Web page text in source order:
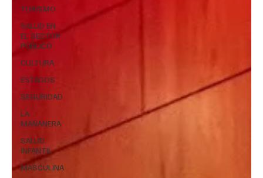
TURISMO
SALUD EN
EL SECTOR
PÚBLICO
CULTURA
ESTADOS
SEGURIDAD
LA
MAÑANERA
SALUD
INFANTIL
MASCULINA